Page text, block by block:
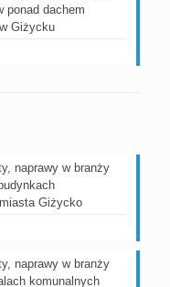
ponad dachem
Giżycku
naprawy w branży
Giżycko
naprawy w branży
komunalnych